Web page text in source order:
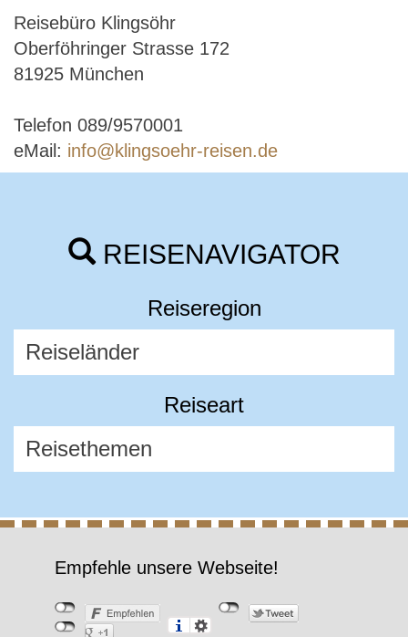
Reisebüro Klingsöhr
Oberföhringer Strasse 172
81925 München
Telefon 089/9570001
eMail: info@klingsoehr-reisen.de
REISENAVIGATOR
Reiseregion
Reiseart
Empfehle unsere Webseite!